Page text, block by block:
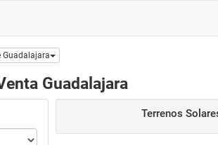
Guadalajara
Guadalajara
Terrenos